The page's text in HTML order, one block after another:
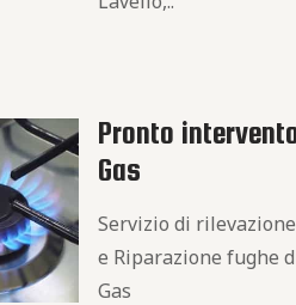
Pronto
Gas
Servizio di rilevazione
e Riparazione fughe
Gas